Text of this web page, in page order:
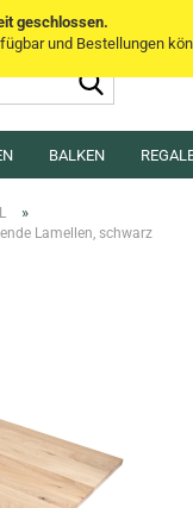
Lieferland
geschlossen.
und Bestellungen
BALKEN
»
Lamellen, schwarz